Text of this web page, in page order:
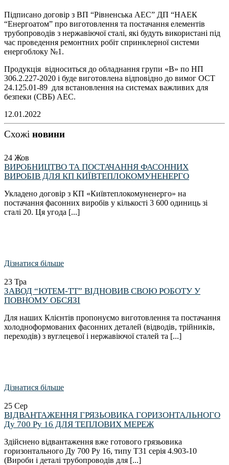
Підписано договір з ВП “Рівненська АЕС” ДП “НАЕК
“Енергоатом” про виготовлення та постачання елементів
трубопроводів з нержавіючої сталі, які будуть використані під
час проведення ремонтних робіт спринклерної системи
енергоблоку №1.
Продукція відноситься до обладнання групи «В» по НП
306.2.227-2020 і буде виготовлена відповідно до вимог ОСТ
24.125.01-89 для встановлення на системах важливих для
безпеки (СВБ) АЕС.
12.01.2022
Схожі новини
24 Жов
ВИРОБНИЦТВО ТА ПОСТАЧАННЯ ФАСОННИХ
ВИРОБІВ ДЛЯ КП КИЇВТЕПЛОКОМУНЕНЕРГО
Укладено договір з КП «Київтеплокомуненерго» на
постачання фасонних виробів у кількості 3 600 одиниць зі
сталі 20. Ця угода [...]
Дізнатися більше
23 Тра
ЗАВОД “ЮТЕМ-ТТ” ВІДНОВИВ СВОЮ РОБОТУ У
ПОВНОМУ ОБСЯЗІ
Для наших Клієнтів пропонуємо виготовлення та постачання
холодноформованих фасонних деталей (відводів, трійників,
переходів) з вуглецевої і нержавіючої сталей та [...]
Дізнатися більше
25 Сер
ВІДВАНТАЖЕННЯ ГРЯЗЬОВИКА ГОРИЗОНТАЛЬНОГО
Ду 700 Ру 16 ДЛЯ ТЕПЛОВИХ МЕРЕЖ
Здійснено відвантаження вже готового грязьовика
горизонтального Ду 700 Ру 16, типу Т31 серія 4.903-10
(Вироби і деталі трубопроводів для [...]